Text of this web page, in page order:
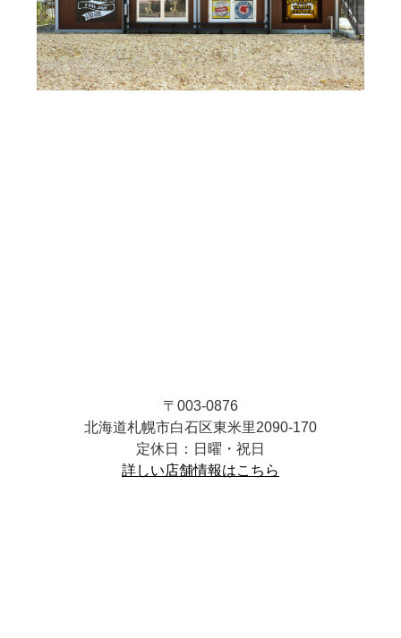
〒003-0876
北海道札幌市白石区東米里2090-170
定休日：日曜・祝日
詳しい店舗情報はこちら